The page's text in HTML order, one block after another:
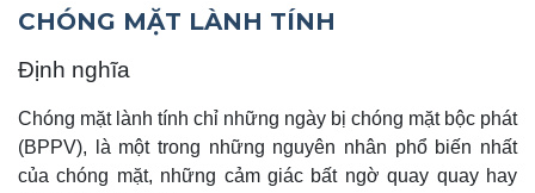
CHÓNG MẶT LÀNH TÍNH
Định nghĩa
Chóng mặt lành tính chỉ những ngày bị chóng mặt bộc phát
(BPPV), là một trong những nguyên nhân phổ biến nhất
của chóng mặt, những cảm giác bất ngờ quay quay hay